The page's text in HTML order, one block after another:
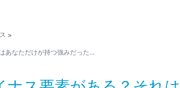
>
あなただけが持つ強みだった…